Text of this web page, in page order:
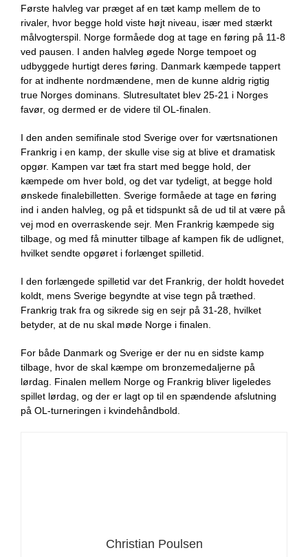
Første halvleg var præget af en tæt kamp mellem de to
rivaler, hvor begge hold viste højt niveau, især med stærkt
målvogterspil. Norge formåede dog at tage en føring på 11-8
ved pausen. I anden halvleg øgede Norge tempoet og
udbyggede hurtigt deres føring. Danmark kæmpede tappert
for at indhente nordmændene, men de kunne aldrig rigtig
true Norges dominans. Slutresultatet blev 25-21 i Norges
favør, og dermed er de videre til OL-finalen.
I den anden semifinale stod Sverige over for værtsnationen
Frankrig i en kamp, der skulle vise sig at blive et dramatisk
opgør. Kampen var tæt fra start med begge hold, der
kæmpede om hver bold, og det var tydeligt, at begge hold
ønskede finalebilletten. Sverige formåede at tage en føring
ind i anden halvleg, og på et tidspunkt så de ud til at være på
vej mod en overraskende sejr. Men Frankrig kæmpede sig
tilbage, og med få minutter tilbage af kampen fik de udlignet,
hvilket sendte opgøret i forlænget spilletid.
I den forlængede spilletid var det Frankrig, der holdt hovedet
koldt, mens Sverige begyndte at vise tegn på træthed.
Frankrig trak fra og sikrede sig en sejr på 31-28, hvilket
betyder, at de nu skal møde Norge i finalen.
For både Danmark og Sverige er der nu en sidste kamp
tilbage, hvor de skal kæmpe om bronzemedaljerne på
lørdag. Finalen mellem Norge og Frankrig bliver ligeledes
spillet lørdag, og der er lagt op til en spændende afslutning
på OL-turneringen i kvindehåndbold.
Christian Poulsen